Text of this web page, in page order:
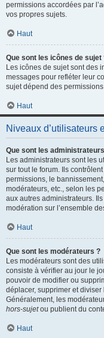
permissions accordées par
vos propres sujets.
Haut
Que sont les icônes de sujet
Les icônes de sujet sont des
messages pour refléter leur
sujet dépend des
Haut
Niveaux d’utilisateurs
Que sont les
Les administrateurs sont les
sur tout le forum. Ils
permissions, le
modérateurs, etc., selon les
aux autres administrateurs.
modération sur l’ensemble
Haut
Que sont les modérateurs ?
Les modérateurs sont des
consiste à vérifier au jour le
pouvoir de modifier ou
déplacer, supprimer et diviser
Généralement, les
hors-sujetou publient du
Haut